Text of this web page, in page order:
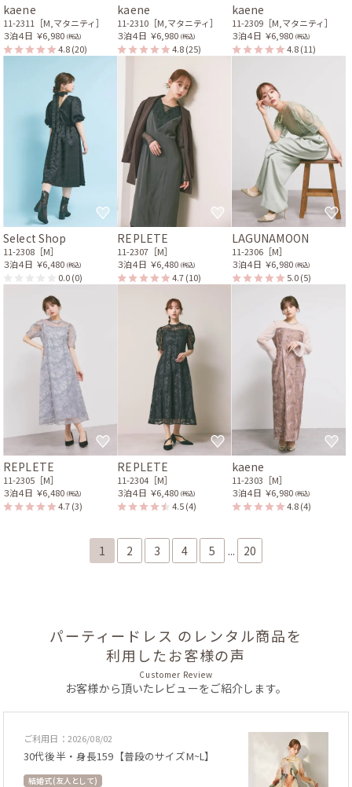
kaene
11-2311［M,マタニティ］
３泊４日 ￥6,980 (税込)
4.8(20)
kaene
11-2310［M,マタニティ］
３泊４日 ￥6,980 (税込)
4.8(25)
kaene
11-2309［M,マタニティ］
３泊４日 ￥6,980 (税込)
4.8(11)
Select Shop
11-2308［M］
３泊４日 ￥6,480 (税込)
0.0(0)
REPLETE
11-2307［M］
３泊４日 ￥6,480 (税込)
4.7(10)
LAGUNAMOON
11-2306［M］
３泊４日 ￥6,980 (税込)
5.0(5)
REPLETE
11-2305［M］
３泊４日 ￥6,480 (税込)
4.7(3)
REPLETE
11-2304［M］
３泊４日 ￥6,480 (税込)
4.5(4)
kaene
11-2303［M］
３泊４日 ￥6,980 (税込)
4.8(4)
1 2 3 4 5 ... 20
パーティードレス のレンタル商品を
利用したお客様の声
Customer Review
お客様から頂いたレビューをご紹介します。
ご利用日：2026/08/02
30代後半・身長159【普段のサイズM~L】
結婚式 (友人として)